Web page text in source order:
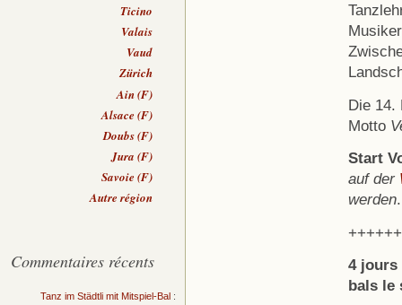
Die 14.
Motto
Start
auf der
werden.
4 jours
bals le
Ticino
Valais
Vaud
Zürich
Ain (F)
Alsace (F)
Doubs (F)
Jura (F)
Savoie (F)
Autre région
Commentaires récents
Tanz im Städtli mit Mitspiel-Bal :